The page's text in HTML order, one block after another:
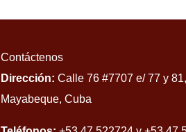
Contáctenos
Dirección: Calle 76 #7707 e/ 77 y
Mayabeque, Cuba